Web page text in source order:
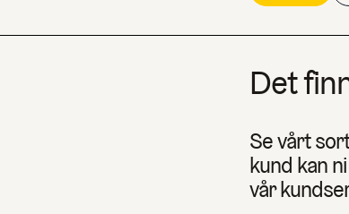
Det
Se vårt
kund kan
vår